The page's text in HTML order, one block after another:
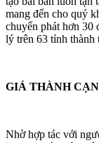
mang đến cho quý
chuyển phát hơn
lý trên 63 tỉnh thành
GIÁ THÀNH
Nhờ hợp tác với